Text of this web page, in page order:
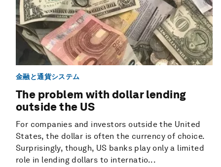
金融と通貨システム
The problem with dollar lending
outside the US
For companies and investors outside the United
States, the dollar is often the currency of choice.
Surprisingly, though, US banks play only a limited
role in lending dollars to internatio...